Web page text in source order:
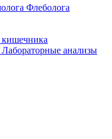
Флеболога
кишечника
Лабораторные анализы